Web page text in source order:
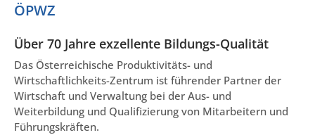
ÖPWZ
Über 70 Jahre exzellente Bildungs-Qualität
Das Österreichische Produktivitäts- und
Wirtschaftlichkeits-Zentrum ist führender Partner der
Wirtschaft und Verwaltung bei der Aus- und
Weiterbildung und Qualifizierung von Mitarbeitern und
Führungskräften.